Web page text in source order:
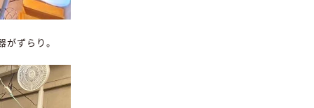
ずらり。